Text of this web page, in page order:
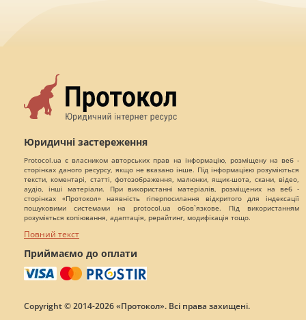
Юридичні застереження
Protocol.ua є власником авторських прав на інформацію, розміщену на веб -
сторінках даного ресурсу, якщо не вказано інше. Під інформацією розуміються
тексти, коментарі, статті, фотозображення, малюнки, ящик-шота, скани, відео,
аудіо, інші матеріали. При використанні матеріалів, розміщених на веб -
сторінках «Протокол» наявність гіперпосилання відкритого для індексації
пошуковими системами на protocol.ua обов`язкове. Під використанням
розуміється копіювання, адаптація, рерайтинг, модифікація тощо.
Повний текст
Приймаємо до оплати
Copyright © 2014-2026 «Протокол». Всі права захищені.